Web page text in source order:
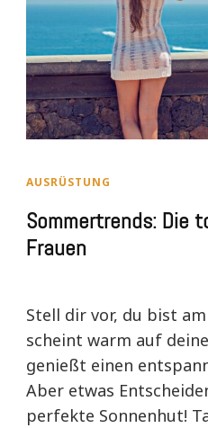
AUSRÜSTUNG
Sommertrends: Die
Frauen
Stell dir vor, du bist
scheint warm auf
genießt einen
Aber etwas
perfekte Sonnenhut!